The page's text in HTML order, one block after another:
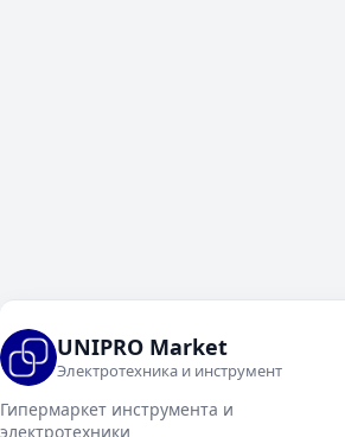
UNIPRO Market
Электротехника и инструмент
Гипермаркет инструмента и
электротехники